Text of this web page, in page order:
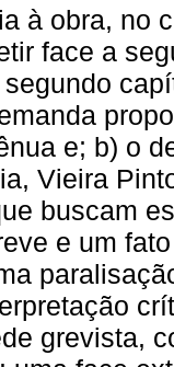
à obra, no
face a
e; b) o
Vieira
buscam
e um
grevista,